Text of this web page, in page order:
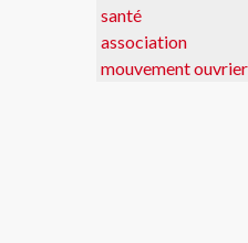
santé
association
mouvement ouvrier